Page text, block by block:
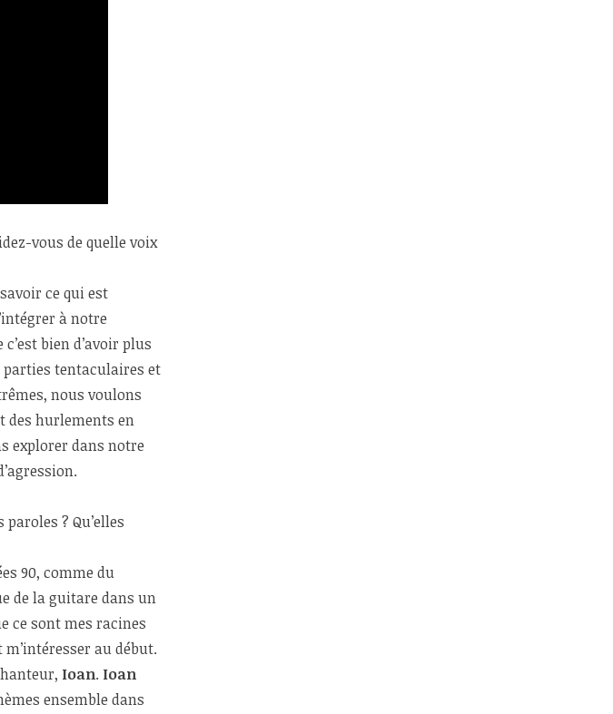
vous de quelle voix
ce qui est
à notre
bien d’avoir plus
tentaculaires et
nous voulons
des hurlements en
explorer dans notre
? Qu’elles
90, comme du
de la guitare dans un
ce sont mes racines
au début.
Ioan. Ioan
ensemble dans